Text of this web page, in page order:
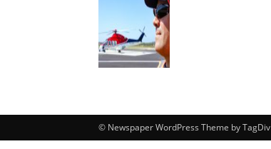
© Newspaper WordPress Theme by TagDiv